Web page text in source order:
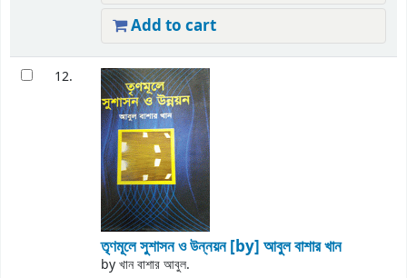
Add to cart
12.
তৃণমূলে সুশাসন ও উন্নয়ন[by] আবুল বাশার খান
byখান বাশার আবুল.